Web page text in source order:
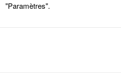
"Paramètres".